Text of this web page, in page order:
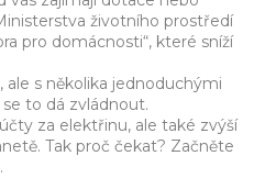
životního prostředí
pro domácnosti“, které sníží
ale s několika jednoduchými
to dá zvládnout.
za elektřinu, ale také zvýší
Tak proč čekat? Začněte